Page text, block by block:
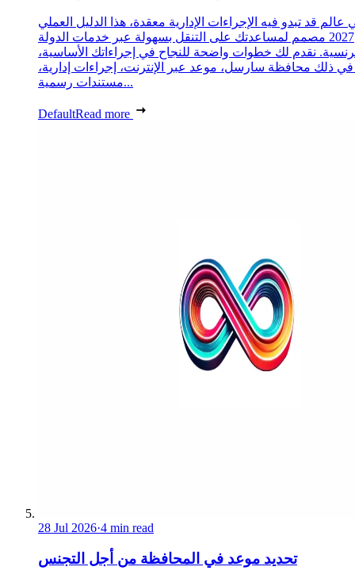
عالم قد تبدو فيه الإجراءات الإدارية معقدة، هذا الدليل العملي
2027 مصمم لمساعدتك على التنقل بسهولة عبر خدمات الدولة
نقدم لك خطوات واضحة للنجاح في إجراءاتك الأساسية،
في ذلك محافظة سارسل، موعد عبر الإنترنت، إجراءات إدارية،
مستندات رسمية...
DefaultRead more
28 Jul 2026·4 min read
تحديد موعد في المحافظة من أجل التجنس